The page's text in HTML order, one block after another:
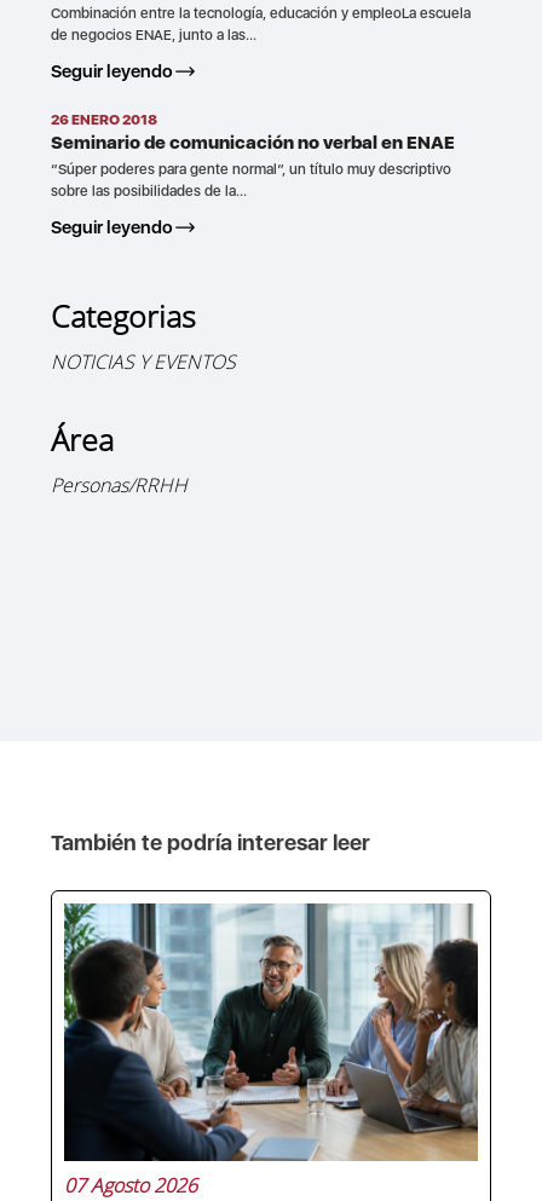
Combinación entre la tecnología, educación y empleoLa escuela
de negocios ENAE, junto a las...
Seguir leyendo
26 ENERO 2018
Seminario de comunicación no verbal en ENAE
“Súper poderes para gente normal”, un título muy descriptivo
sobre las posibilidades de la...
Seguir leyendo
Categorias
NOTICIAS Y EVENTOS
Área
Personas/RRHH
También te podría interesar leer
07 Agosto 2026